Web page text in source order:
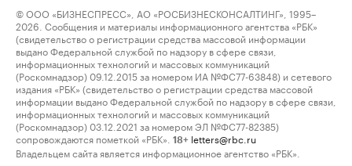
© ООО «БИЗНЕСПРЕСС», АО «РОСБИЗНЕСКОНСАЛТИНГ», 1995–
2026. Сообщения и материалы информационного агентства «РБК»
(свидетельство о регистрации средства массовой информации
выдано Федеральной службой по надзору в сфере связи,
информационных технологий и массовых коммуникаций
(Роскомнадзор) 09.12.2015 за номером ИА №ФС77-63848) и сетевого
издания «РБК» (свидетельство о регистрации средства массовой
информации выдано Федеральной службой по надзору в сфере связи,
информационных технологий и массовых коммуникаций
(Роскомнадзор) 03.12.2021 за номером ЭЛ №ФС77-82385)
сопровождаются пометкой «РБК».
18+ letters@rbc.ru
Владельцем сайта является информационное агентство «РБК».